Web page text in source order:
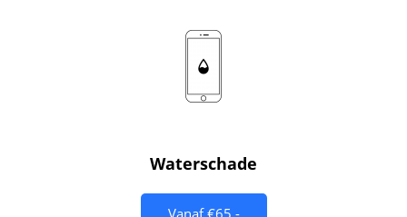
Waterschade
Vanaf €65,-